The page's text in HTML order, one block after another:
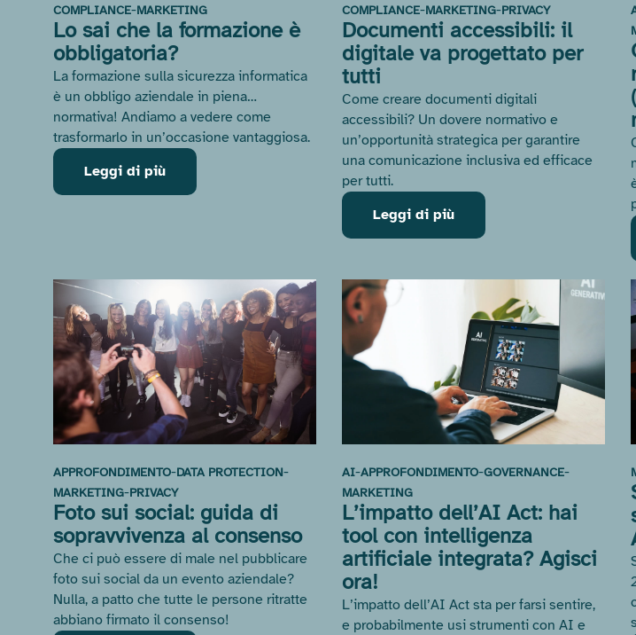
COMPLIANCE-MARKETING
Lo sai che la formazione è
obbligatoria?
La formazione sulla sicurezza informatica
è un obbligo aziendale in piena…
normativa! Andiamo a vedere come
trasformarlo in un’occasione vantaggiosa.
Leggi di più
COMPLIANCE-MARKETING-PRIVACY
Documenti accessibili: il
digitale va progettato per
tutti
Come creare documenti digitali
accessibili? Un dovere normativo e
un’opportunità strategica per garantire
una comunicazione inclusiva ed efficace
per tutti.
Leggi di più
APPROFONDIMENTO-DATA PROTECTION-
MARKETING-PRIVACY
Foto sui social: guida di
sopravvivenza al consenso
Che ci può essere di male nel pubblicare
foto sui social da un evento aziendale?
Nulla, a patto che tutte le persone ritratte
abbiano firmato il consenso!
AI-APPROFONDIMENTO-GOVERNANCE-
MARKETING
L’impatto dell’AI Act: hai
tool con intelligenza
artificiale integrata? Agisci
ora!
L’impatto dell’AI Act sta per farsi sentire,
e probabilmente usi strumenti con AI e